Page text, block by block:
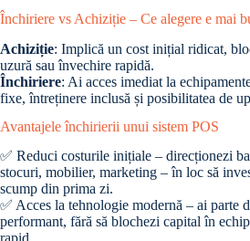
Închiriere vs Achiziție – Ce alegere e mai
Achiziție: Implică un cost inițial ridicat,
uzură sau învechire rapidă.
Închiriere: Ai acces imediat la
fixe, întreținere inclusă și posibilitatea de
Avantajele închirierii unui sistem POS
✅ Reduci costurile inițiale – direcționezi
stocuri, mobilier, marketing – în loc să
scump din prima zi.
✅ Acces la tehnologie modernă – ai parte
performant, fără să blochezi capital în